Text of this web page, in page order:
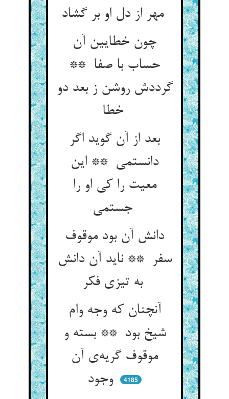
مهر از دل او بر گشاد
چون خطایین آن
حساب با صفا **
گرددش روشن ز بعد دو
خطا
بعد از آن گوید اگر
دانستمی ** این
معیت را کی او را
دانش آن بود موقوف
سفر ** ناید آن دانش
به تیزی فکر
آنچنان که وجه وام
شیخ بود ** بسته و
موقوف گریه‌ی آن
وجود
4185